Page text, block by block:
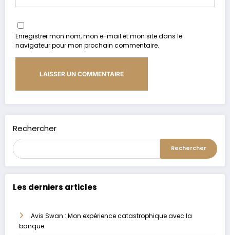
Enregistrer mon nom, mon e-mail et mon site dans le
navigateur pour mon prochain commentaire.
Rechercher
Rechercher
Les derniers articles
Avis Swan : Mon expérience catastrophique avec la
banque